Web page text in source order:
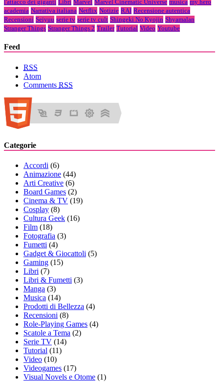
l'attacco dei giganti Libri Marvel Marvel Cinematic Universe musica my hero
academia Narrativa italiana Netflix Notizie RAI Recensione autentica
Recensioni Seiyuu serie tv serie tv cult Shingeki No Kyojin Shyamalan
Stranger Things Stranger Things 2 Trailer Tutorial Video Youtube
Feed
RSS
Atom
Comments RSS
Categorie
Accordi (6)
Animazione (44)
Arti Creative (6)
Board Games (2)
Cinema & TV (19)
Cosplay (8)
Cultura Geek (16)
Film (18)
Fotografia (3)
Fumetti (4)
Gadget & Giocattoli (5)
Gaming (15)
Libri (7)
Libri & Fumetti (3)
Manga (3)
Musica (14)
Prodotti di Bellezza (4)
Recensioni (8)
Role-Playing Games (4)
Scatole a Tema (2)
Serie TV (14)
Tutorial (11)
Video (10)
Videogames (17)
Visual Novels e Otome (1)